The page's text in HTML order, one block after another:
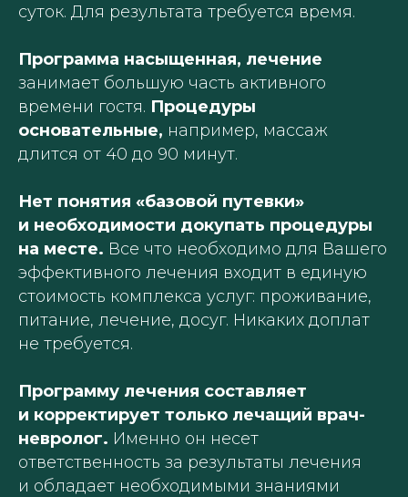
суток. Для результата требуется время.
Программа насыщенная, лечение
занимает большую часть активного
времени гостя. Процедуры
основательные, например, массаж
длится от 40 до 90 минут.
Нет понятия «базовой путевки»
и необходимости докупать процедуры
на месте. Все что необходимо для Вашего
эффективного лечения входит в единую
стоимость комплекса услуг: проживание,
питание, лечение, досуг. Никаких доплат
не требуется.
Программу лечения составляет
и корректирует только лечащий врач-
невролог. Именно он несет
ответственность за результаты лечения
и обладает необходимыми знаниями